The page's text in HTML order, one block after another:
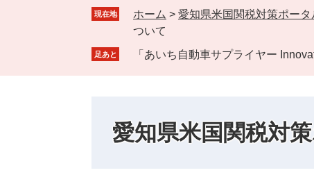
現在地 ホーム > 愛知県米国関税対策ポ
ついて
足あと 「あいち自動車サプライヤー
愛知県米国関税